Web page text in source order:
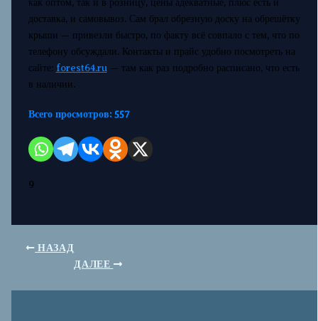
как оптом, так и в розницу, цены адекватные, плюс есть и
доставка, и самовывоз. Сам брал обрезную доску на обрешётку
крыши — привезли быстро, по факту всё совпало с тем, что по
телефону обсуждали. Контакты и прайс удобно посмотреть на
сайте: forest64.ru— там как раз подробно расписано, что есть
в наличии.
Всего просмотров: 557
9
НАЗАД
ДАЛЕЕ